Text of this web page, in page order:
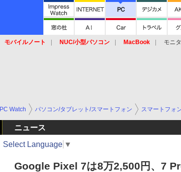
モバイルノート NUC/小型パソコン MacBook モニ
PC Watch パソコン/タブレット/スマートフォン スマートフォ
ニュース
Select Language ▼
Google Pixel 7は8万2,500円、7